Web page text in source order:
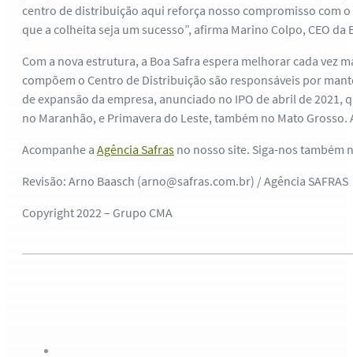
centro de distribuição aqui reforça nosso compromisso com
que a colheita seja um sucesso”, afirma Marino Colpo, CEO da
Com a nova estrutura, a Boa Safra espera melhorar cada vez
compõem o Centro de Distribuição são responsáveis por
de expansão da empresa, anunciado no IPO de abril de
no Maranhão, e Primavera do Leste, também no Mato
Acompanhe a Agência Safras no nosso site. Siga-nos também
Revisão: Arno Baasch (arno@safras.com.br) / Agência SAFRAS
Copyright 2022 – Grupo CMA